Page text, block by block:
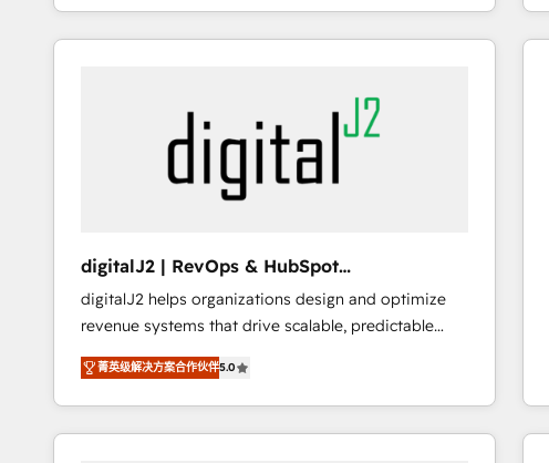
accreditations
Loop Marketing framework through expert-led
services, smart agents, and purpose-built apps,
buyer journey for clean data, scalability, & reporting.
🎯Demand Gen & ABM: Drive pipeline with inbound,
ABM, AEO, SEO, & paid media. 👩‍💻Web Design:
Build high-performing websites with UX, messaging,
AI, & maximize AEO with tailored AI services. 🧩
Integrations: Extend HubSpot with custom
integrations, hosting, & maintenance.
digitalJ2 | RevOps & HubSpot
Implementations
digitalJ2 helps organizations design and optimize
revenue systems that drive scalable, predictable
growth. As a triple-accredited HubSpot Solutions
Partner, we specialize in both strategic RevOps
planning and hands-on technical execution - building
the operational foundation companies need to
菁英级解决方案合作伙伴5.0